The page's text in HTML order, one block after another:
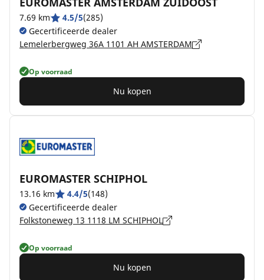
7.69 km 4.5/5(285)
Gecertificeerde dealer
Lemelerbergweg 36A 1101 AH AMSTERDAM
Op voorraad
Nu kopen
EUROMASTER SCHIPHOL
13.16 km 4.4/5(148)
Gecertificeerde dealer
Folkstoneweg 13 1118 LM SCHIPHOL
Op voorraad
Nu kopen